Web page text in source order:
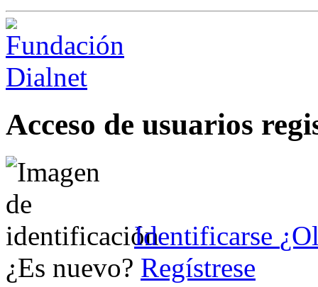
Acceso de usuarios
Identificarse
¿Es nuevo? Regístrese